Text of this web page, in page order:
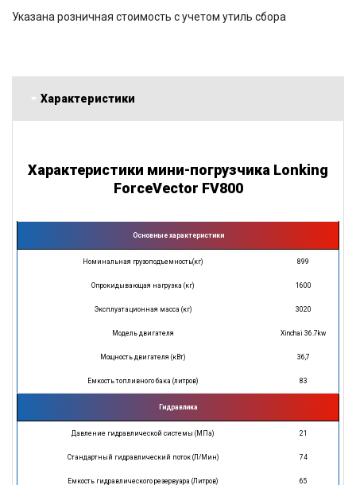
Указана розничная стоимость с учетом утиль сбора
Характеристики
Характеристики мини-погрузчика Lonking
ForceVector FV800
Основные характеристики
Номинальная грузоподъемность(кг) 899
Опрокидывающая нагрузка (кг) 1600
Эксплуатационная масса (кг) 3020
Модель двигателя Xinchai 36.7kw
Мощность двигателя (кВт) 36,7
Емкость топливного бака (литров) 83
Гидравлика
Давление гидравлической системы (МПа) 21
Стандартный гидравлический поток (Л/Мин) 74
Емкость гидравлического резервуара (Литров) 65